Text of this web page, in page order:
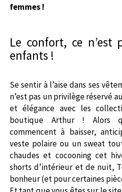
femmes !
Le confort, ce n’est
enfants !
Se sentir à l’aise dans ses
n’est pas un privilège réservé
et élégance avec les
boutique Arthur ! Alors
commencent à baisser,
veste polaire ou un sweat
chaudes et cocooning cet
shorts d’intérieur et de nuit,
bonheur (et pour certaines